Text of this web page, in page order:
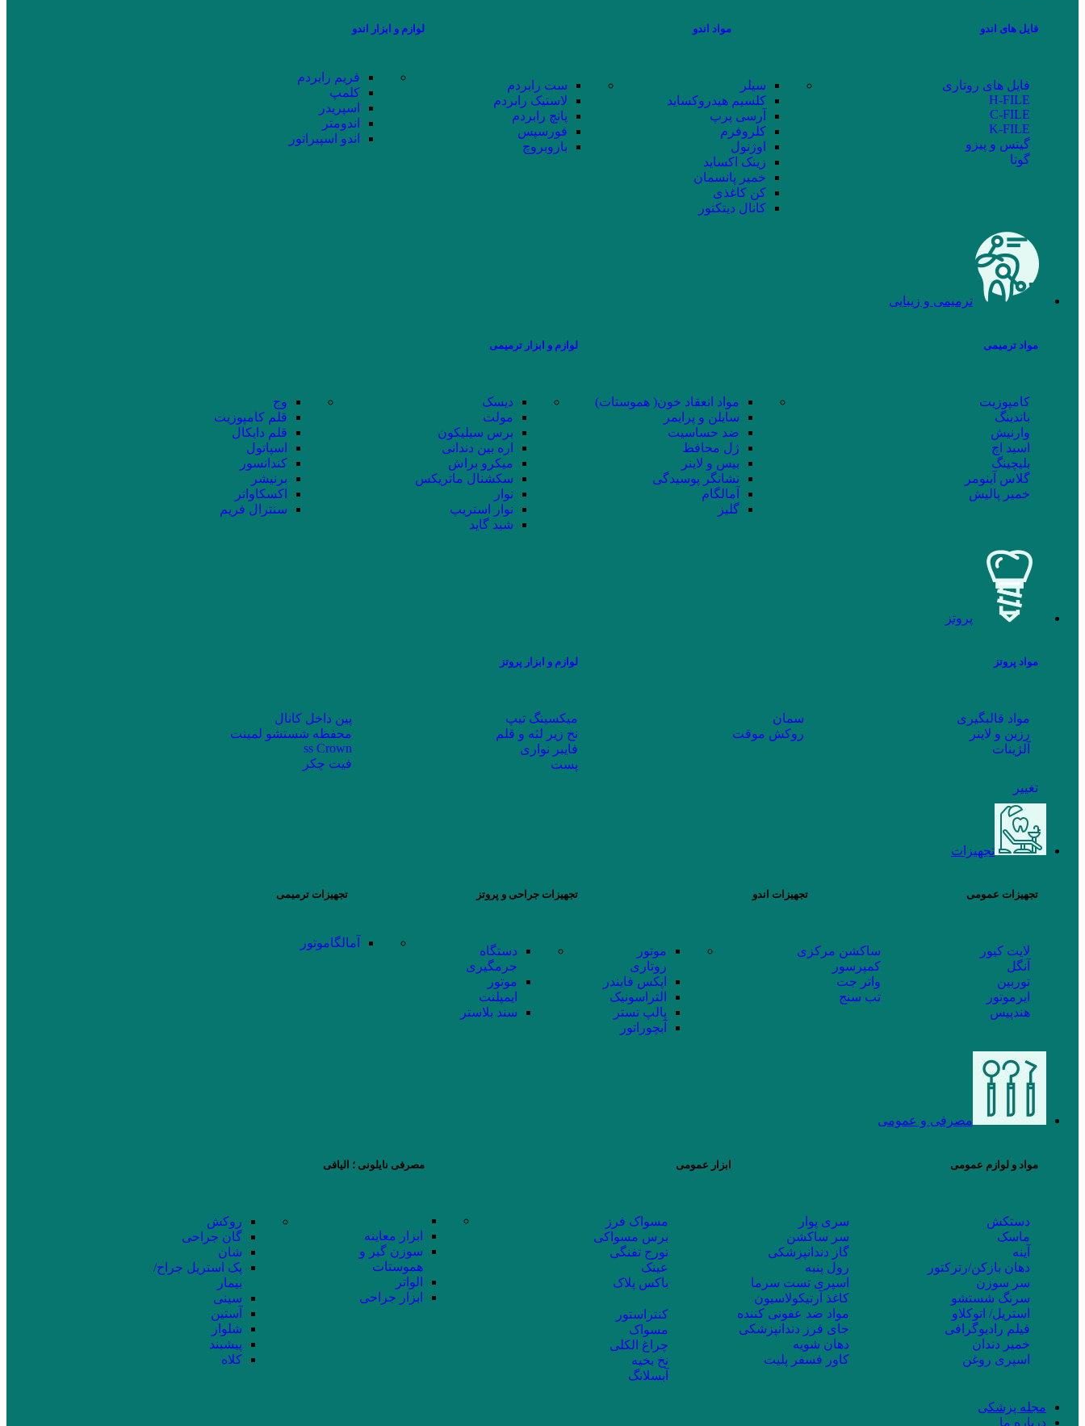
فایل های اندو مواد اندو لوازم و ابزار اندو
فایل های روتاری
H-FILE
C-FILE
K-FILE
گیتس و پیزو
گوتا
سیلر
کلسیم هیدروکساید
آرسی پرپ
کلروفرم
اوژنول
زینک اکساید
خمیر پانسمان
کن کاغذی
کانال دیتکتور
ست رابردم
لاستیک رابردم
پانچ رابردم
فورسپس
باروبروچ
فریم رابردم
کلمپ
اسپریدر
اندومتر
اندو اسپیراتور
ترمیمی و زیبایی
مواد ترمیمی لوازم و ابزار ترمیمی
کامپوزیت
باندینگ
وارنیش
اسید اچ
بلیچینگ
گلاس آینومر
خمیر پالیش
مواد انعقاد خون( هموستات)
سایلن و پرایمر
ضد حساسیت
ژل محافظ
بیس و لاینر
نشانگر پوسیدگی
آمالگام
گلیز
دیسک
مولت
برس سیلیکون
اره بین دندانی
میکرو براش
سکشنال ماتریکس
نوار
نوار استریپ
شید گاید
وج
قلم کامپوزیت
قلم دایکال
اسپاتول
کندانسور
برنیشر
اکسکاواتر
سنترال فریم
پروتز
مواد پروتز لوازم و ابزار پروتز
مواد قالبگیری
رزین و لاینر
آلژینات
سمان
روکش موقت
میکسینگ تیپ
نخ زیر لثه و قلم
فایبر نواری
پست
پین داخل کانال
محفظه شستشو لمینت
ss Crown
فیت چکر
تغییر
تجهیزات
تجهیزات عمومی تجهیزات اندو تجهیزات جراحی و پروتز تجهیزات ترمیمی
لایت کیور
آنگل
توربین
ایرموتور
هندپیس
ساکشن مرکزی
کمپرسور
واتر جت
تب سنج
موتور
روتاری
اپکس فایندر
التراسونیک
پالپ تستر
آبچوراتور
دستگاه
جرمگیری
موتور
ایمپلنت
سند بلاستر
آمالگاموتور
مصرفی و عمومی
مواد و لوازم عمومی ابزار عمومی مصرفی نایلونی ؛ الیافی
دستکش
ماسک
آینه
دهان بازکن/رترکتور
سر سوزن
سرنگ شستشو
استریل/ اتوکلاو
فیلم رادیوگرافی
خمیر دندان
اسپری روغن
سری پوار
سر ساکشن
گاز دندانپزشکی
رول پنبه
اسپری تست سرما
کاغذ آرتیکولاسیون
مواد ضد عفونی کننده
جای فرز دندانپزشکی
دهان شویه
کاور فسفر پلیت
مسواک فرز
برس مسواکی
تورج تفنگی
عینک
باکس پلاک
کنتراستور
مسواک
چراغ الکلی
نخ بخیه
آبسلانگ
ابزار معاینه
سوزن گیر و
هموستات
الواتر
ابزار جراحی
روکش
گان جراحی
شان
پک استریل جراح/
بیمار
سینی
آستین
شلوار
پیشبند
کلاه
مجله پزشکی
درباره ما